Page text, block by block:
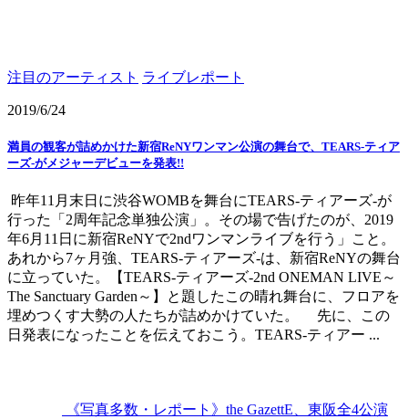
注目のアーティスト ライブレポート
2019/6/24
満員の観客が詰めかけた新宿ReNYワンマン公演の舞台で、TEARS-ティア
ーズ-がメジャーデビューを発表!!
昨年11月末日に渋谷WOMBを舞台にTEARS-ティアーズ-が
行った「2周年記念単独公演」。その場で告げたのが、2019
年6月11日に新宿ReNYで2ndワンマンライブを行う」こと。
あれから7ヶ月強、TEARS-ティアーズ-は、新宿ReNYの舞台
に立っていた。【TEARS-ティアーズ-2nd ONEMAN LIVE～
The Sanctuary Garden～】と題したこの晴れ舞台に、フロアを
埋めつくす大勢の人たちが詰めかけていた。 先に、この
日発表になったことを伝えておこう。TEARS-ティアー ...
《写真多数・レポート》the GazettE、東阪全4公演